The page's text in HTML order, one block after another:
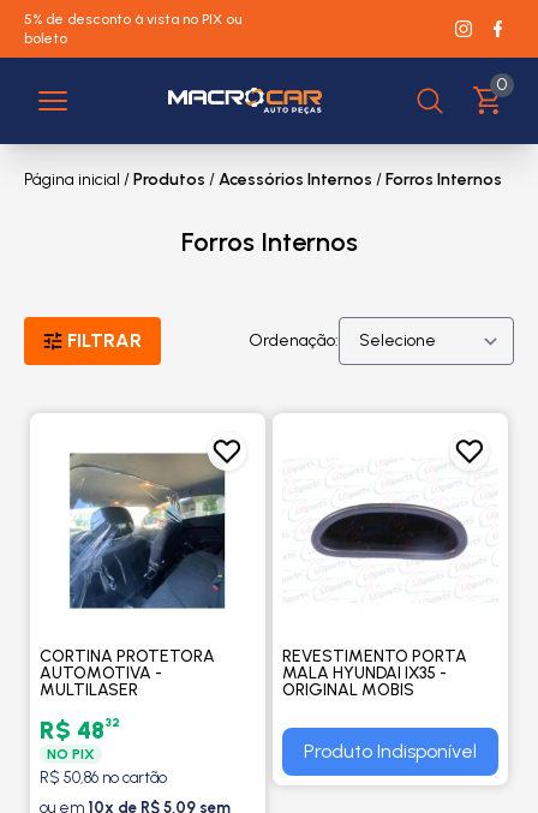
5% de desconto à vista no PIX ou
boleto
0
Página inicial /Produtos /Acessórios Internos /Forros Internos
Forros Internos
FILTRAR Ordenação:
CORTINA PROTETORA
AUTOMOTIVA -
MULTILASER
R$ 4832
NO PIX
R$ 50,86 no cartão
ou em 10x de R$ 5,09 sem
REVESTIMENTO PORTA
MALA HYUNDAI IX35 -
ORIGINAL MOBIS
Produto Indisponível